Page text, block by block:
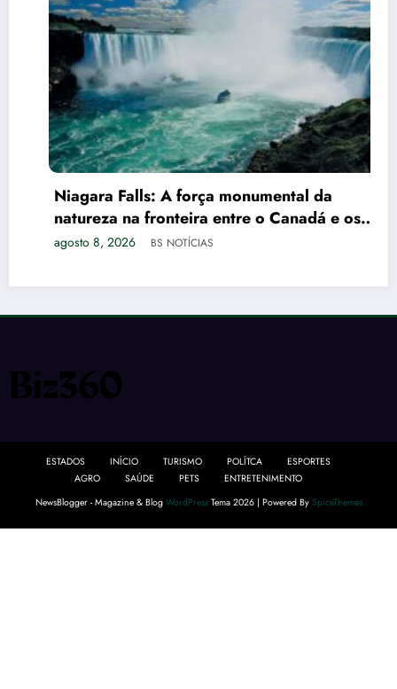
Niagara Falls: A força monumental da
natureza na fronteira entre o Canadá e os
EUA
agosto 8, 2026 BS NOTÍCIAS
ESTADOS INÍCIO TURISMO POLÍTCA
ESPORTES
AGRO
SAÚDE PETS
ENTRETENIMENTO
NewsBlogger - Magazine & Blog WordPressTema 2026 | Powered By SpiceThemes